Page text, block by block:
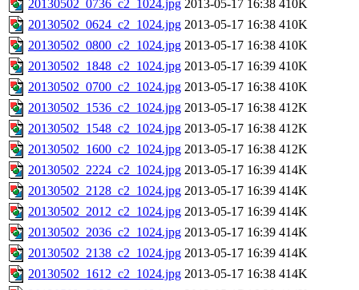
20130502_0736_c2_1024.jpg 2013-05-17 16:38 410K
20130502_0624_c2_1024.jpg 2013-05-17 16:38 410K
20130502_0800_c2_1024.jpg 2013-05-17 16:38 410K
20130502_1848_c2_1024.jpg 2013-05-17 16:39 410K
20130502_0700_c2_1024.jpg 2013-05-17 16:38 410K
20130502_1536_c2_1024.jpg 2013-05-17 16:38 412K
20130502_1548_c2_1024.jpg 2013-05-17 16:38 412K
20130502_1600_c2_1024.jpg 2013-05-17 16:38 412K
20130502_2224_c2_1024.jpg 2013-05-17 16:39 414K
20130502_2128_c2_1024.jpg 2013-05-17 16:39 414K
20130502_2012_c2_1024.jpg 2013-05-17 16:39 414K
20130502_2036_c2_1024.jpg 2013-05-17 16:39 414K
20130502_2138_c2_1024.jpg 2013-05-17 16:39 414K
20130502_1612_c2_1024.jpg 2013-05-17 16:38 414K